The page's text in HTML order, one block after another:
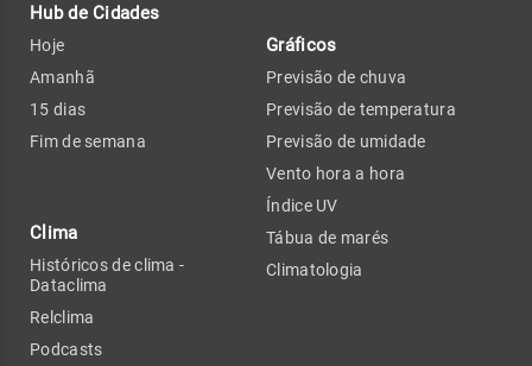
Hub de Cidades
Hoje
Amanhã
15 dias
Fim de semana
Clima
Históricos de clima -
Dataclima
Relclima
Podcasts
Gráficos
Previsão de chuva
Previsão de temperatura
Previsão de umidade
Vento hora a hora
Índice UV
Tábua de marés
Climatologia